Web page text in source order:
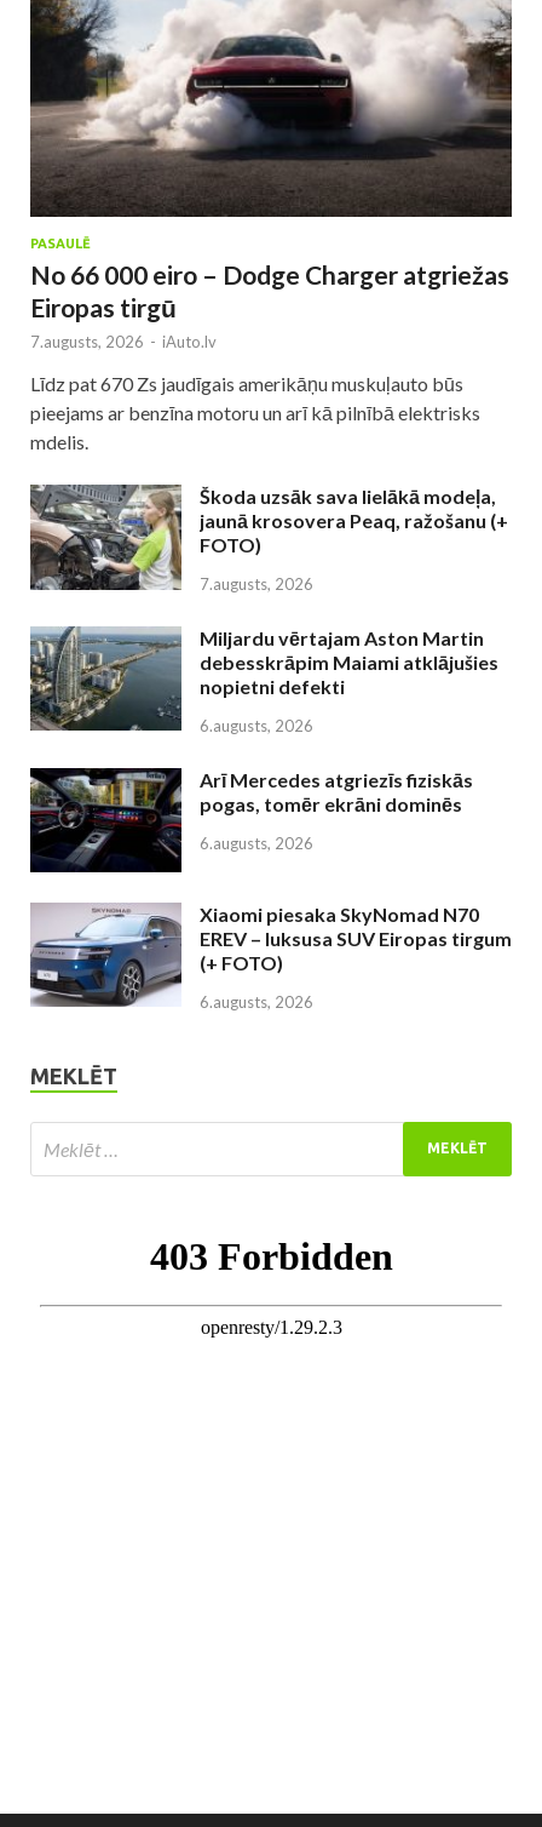
PASAULĒ
No 66 000 eiro – Dodge Charger atgriežas
Eiropas tirgū
7.augusts, 2026 - iAuto.lv
Līdz pat 670 Zs jaudīgais amerikāņu muskuļauto būs
pieejams ar benzīna motoru un arī kā pilnībā elektrisks
mdelis.
Škoda uzsāk sava lielākā modeļa,
jaunā krosovera Peaq, ražošanu (+
FOTO)
7.augusts, 2026
Miljardu vērtajam Aston Martin
debesskrāpim Maiami atklājušies
nopietni defekti
6.augusts, 2026
Arī Mercedes atgriezīs fiziskās
pogas, tomēr ekrāni dominēs
6.augusts, 2026
Xiaomi piesaka SkyNomad N70
EREV – luksusa SUV Eiropas tirgum
(+ FOTO)
6.augusts, 2026
MEKLĒT